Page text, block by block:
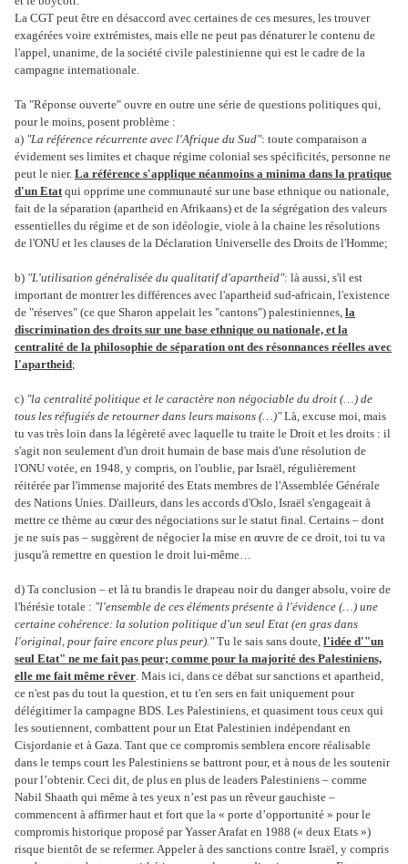
La CGT peut être en désaccord avec certaines de ces mesures, les trouver
exagérées voire extrémistes, mais elle ne peut pas dénaturer le contenu de
l'appel, unanime, de la société civile palestinienne qui est le cadre de la
campagne internationale.
Ta "Réponse ouverte" ouvre en outre une série de questions politiques qui,
pour le moins, posent problème :
a) "La référence récurrente avec l'Afrique du Sud": toute comparaison a
évidement ses limites et chaque régime colonial ses spécificités, personne ne
peut le nier. La référence s'applique néanmoins a minima dans la pratique
d'un Etatqui opprime une communauté sur une base ethnique ou nationale,
fait de la séparation (apartheid en Afrikaans) et de la ségrégation des valeurs
essentielles du régime et de son idéologie, viole à la chaine les résolutions
de l'ONU et les clauses de la Déclaration Universelle des Droits de l'Homme;
b) "L'utilisation généralisée du qualitatif d'apartheid": là aussi, s'il est
important de montrer les différences avec l'apartheid sud-africain, l'existence
de "réserves" (ce que Sharon appelait les "cantons") palestiniennes, la
discrimination des droits sur une base ethnique ou nationale, et la
centralité de la philosophie de séparation ont des résonnances réelles avec
l'apartheid;
c) "la centralité politique et le caractère non négociable du droit (…) de
tous les réfugiés de retourner dans leurs maisons (…)"Là, excuse moi, mais
tu vas très loin dans la légèreté avec laquelle tu traite le Droit et les droits : il
s'agit non seulement d'un droit humain de base mais d'une résolution de
l'ONU votée, en 1948, y compris, on l'oublie, par Israël, régulièrement
réitérée par l'immense majorité des Etats membres de l'Assemblée Générale
des Nations Unies. D'ailleurs, dans les accords d'Oslo, Israël s'engageait à
mettre ce thème au cœur des négociations sur le statut final. Certains – dont
je ne suis pas – suggèrent de négocier la mise en œuvre de ce droit, toi tu va
jusqu'à remettre en question le droit lui-même…
d) Ta conclusion – et là tu brandis le drapeau noir du danger absolu, voire de
l'hérésie totale : "l'ensemble de ces éléments présente à l'évidence (…) une
certaine cohérence: la solution politique d'un seul Etat (en gras dans
l'original, pour faire encore plus peur)."Tu le sais sans doute, l'idée d'"un
seul Etat" ne me fait pas peur; comme pour la majorité des Palestiniens,
elle me fait même rêver. Mais ici, dans ce débat sur sanctions et apartheid,
ce n'est pas du tout la question, et tu t'en sers en fait uniquement pour
délégitimer la campagne BDS. Les Palestiniens, et quasiment tous ceux qui
les soutiennent, combattent pour un Etat Palestinien indépendant en
Cisjordanie et à Gaza. Tant que ce compromis semblera encore réalisable
dans le temps court les Palestiniens se battront pour, et à nous de les soutenir
pour l’obtenir. Ceci dit, de plus en plus de leaders Palestiniens – comme
Nabil Shaath qui même à tes yeux n’est pas un rêveur gauchiste –
commencent à affirmer haut et fort que la « porte d’opportunité » pour le
compromis historique proposé par Yasser Arafat en 1988 (« deux Etats »)
risque bientôt de se refermer. Appeler à des sanctions contre Israël, y compris